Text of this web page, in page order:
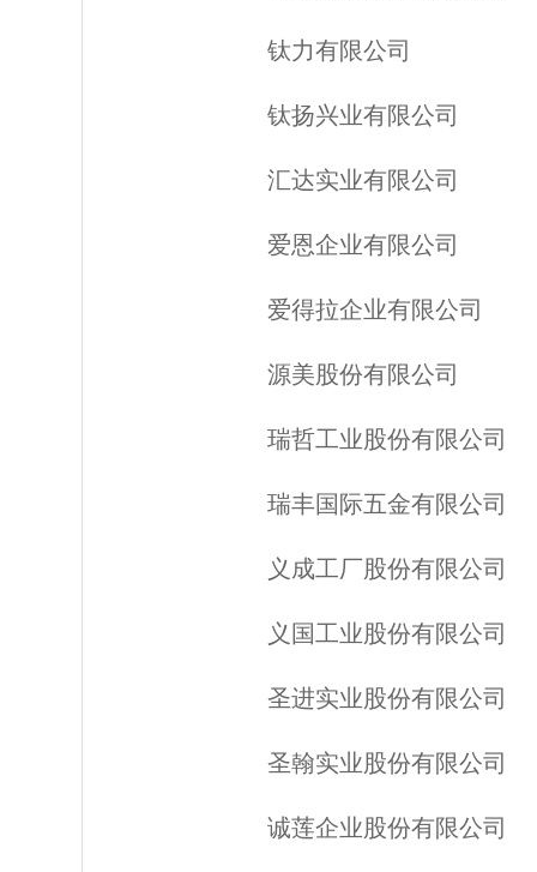
钛力有限公司
钛扬兴业有限公司
汇达实业有限公司
爱恩企业有限公司
爱得拉企业有限公司
源美股份有限公司
瑞哲工业股份有限公司
瑞丰国际五金有限公司
义成工厂股份有限公司
义国工业股份有限公司
圣进实业股份有限公司
圣翰实业股份有限公司
诚莲企业股份有限公司